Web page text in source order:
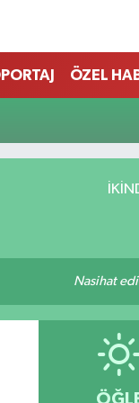
ÖZEL
Nasihat